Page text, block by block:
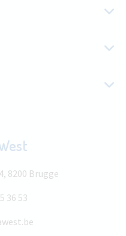
8200 Brugge
36 53